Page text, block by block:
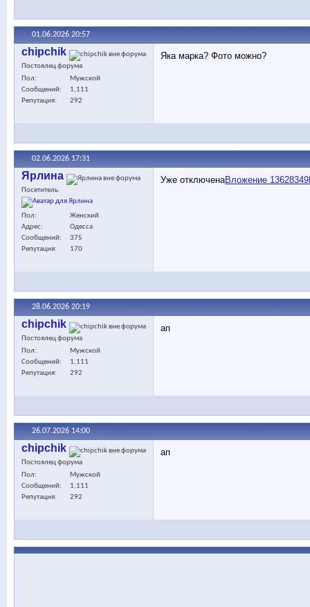
01.06.2026 20:57
chipchik
Постоялец форума
Пол
Мужской
Сообщений
1,111
Репутация
292
Яка марка? Фото можно?
02.06.2026 17:31
Ярлина
Посетитель
Пол
Женский
Адрес
Одесса
Сообщений
375
Репутация
170
Уже отключенаВложение 13628349
28.06.2026 20:19
chipchik
Постоялец форума
Пол
Мужской
Сообщений
1,111
Репутация
292
ап
26.07.2026 14:00
chipchik
Постоялец форума
Пол
Мужской
Сообщений
1,111
Репутация
292
ап